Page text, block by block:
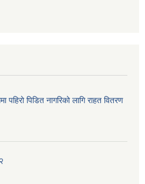
पहिरो पिडित नागरिको लागि राहत वितरण